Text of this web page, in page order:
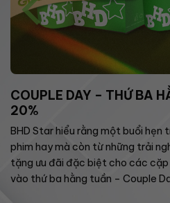
COUPLE DAY – THỨ BA
20%
BHD Star hiểu rằng một buổi
phim hay mà còn từ những trải
tặng ưu đãi đặc biệt cho các
vào thứ ba hằng tuần – Couple